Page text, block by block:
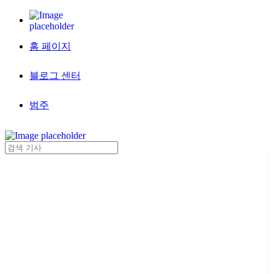
홈 페이지
블로그 센터
범주